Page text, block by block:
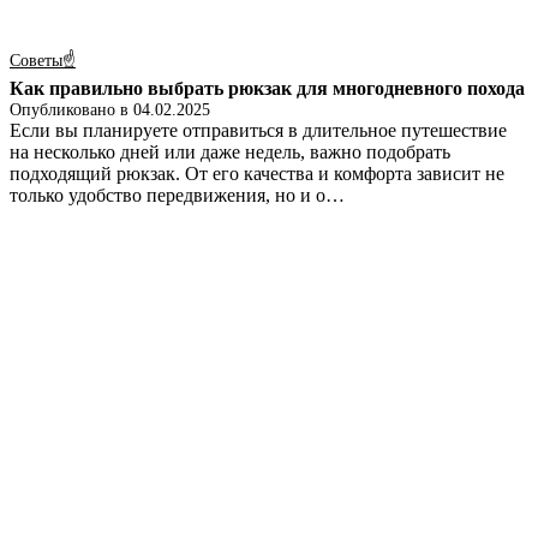
Советы☝
Как правильно выбрать рюкзак для многодневного похода
Опубликовано в 04.02.2025
Если вы планируете отправиться в длительное путешествие
на несколько дней или даже недель, важно подобрать
подходящий рюкзак. От его качества и комфорта зависит не
только удобство передвижения, но и о…